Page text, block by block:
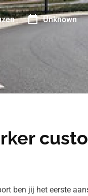
Unknown
ben jij het eerste